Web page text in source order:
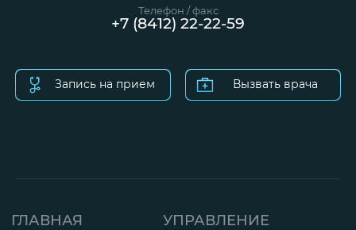
ГЛАВНАЯ УПРАВЛЕНИЕ
Запись на прием Вызвать врача
Телефон / факс
+7 (8412) 22-22-59